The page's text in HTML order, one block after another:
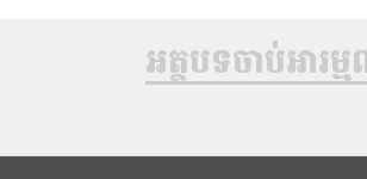
o
k
m n
k
អត្ថបទចាប់អារម្